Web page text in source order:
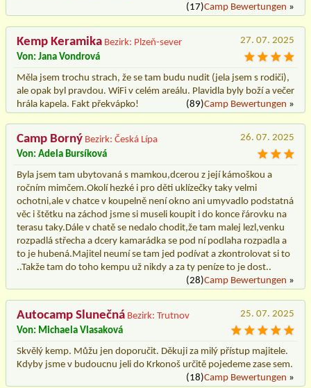
(17)Camp Bewertungen »
Kemp Keramika Bezirk: Plzeň-sever
27. 07. 2025
Von: Jana Vondrová
Měla jsem trochu strach, že se tam budu nudit (jela jsem s rodiči),
ale opak byl pravdou. WiFi v celém areálu. Plavidla byly boží a večer
hrála kapela. Fakt překvápko!
(89)Camp Bewertungen »
Camp Borný Bezirk: Česká Lípa
26. 07. 2025
Von: Adela Bursíková
Byla jsem tam ubytovaná s mamkou,dcerou z její kámoškou a
ročním mimčem.Okolí hezké i pro děti uklízečky taky velmi
ochotni,ale v chatce v koupelně není okno ani umyvadlo podstatná
věc i štětku na záchod jsme si museli koupit i do konce řárovku na
terasu taky.Dále v chatě se nedalo chodit,že tam malej lezl,venku
rozpadlá střecha a dcery kamarádka se pod ní podlaha rozpadla a
to je hubená.Majitel neumí se tam jed podívat a zkontrolovat si to
..Takže tam do toho kempu už nikdy a za ty peníze to je dost..
(28)Camp Bewertungen »
Autocamp Slunečná Bezirk: Trutnov
25. 07. 2025
Von: Michaela Vlasaková
Skvělý kemp. Můžu jen doporučit. Děkuji za milý přístup majitele.
Kdyby jsme v budoucnu jeli do Krkonoš určitě pojedeme zase sem.
(18)Camp Bewertungen »